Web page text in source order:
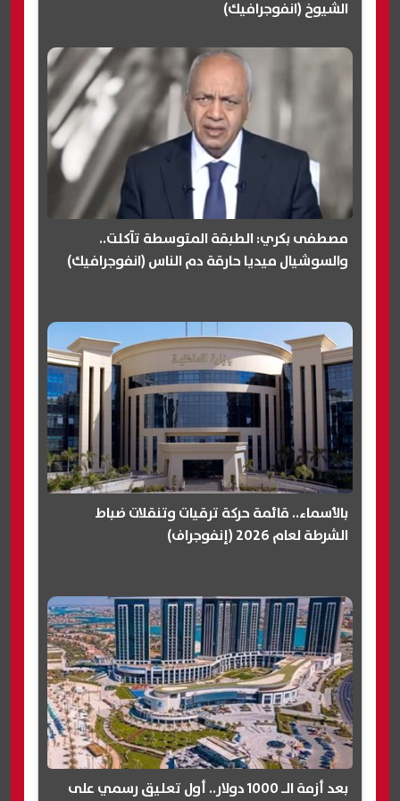
الشيوخ (انفوجرافيك)
مصطفى بكري: الطبقة المتوسطة تآكلت..
والسوشيال ميديا حارقة دم الناس (انفوجرافيك)
بالأسماء.. قائمة حركة ترقيات وتنقلات ضباط
الشرطة لعام 2026 (إنفوجراف)
بعد أزمة الـ 1000 دولار.. أول تعليق رسمي على